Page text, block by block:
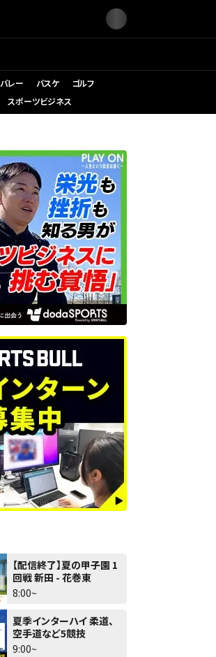
バレー バスケ
ゴルフ
スポーツビジネス
【配信終了】夏の甲子園 1
回戦 新田 - 花巻東
8:00~
夏季インターハイ 柔道、
空手道など5競技
9:00~